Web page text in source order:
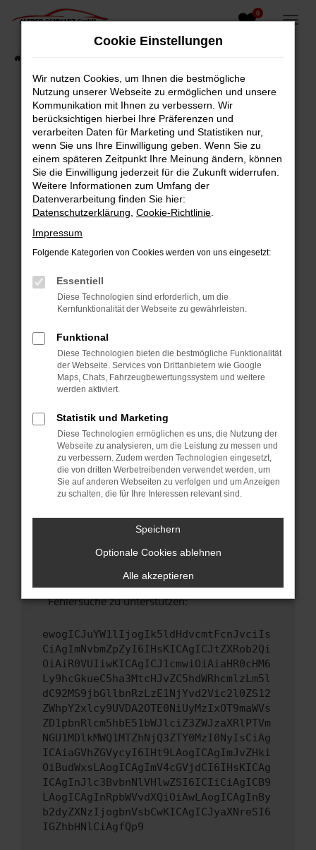
Zum
0
Fehler: Network Error
Beim Laden ist ein Fehler aufgetreten.
Hier sind ein paar Tipps, die dir helfen können:
Überprüfe deine Firewall und deine
Internetverbindung.
Laden andere Webseiten, zum Beispiel deine
Suchmaschine?
Prüfe deine Browsererweiterungen.
Manche Erweiterungen, wie Werbeblocker,
können das Laden bestimmter Seiten
verhindern. Funktioniert die Seite in einem
Fenster?
Starte dein Gerät neu.
Das kann manchmal helfen, vorübergehende
Probleme zu beheben.
Betriebssystem auf dem neuesten Stand
sind.
Veraltete Software birgt nicht nur ein
Sicherheitsrisiko, sondern kann auch dazu
führen, dass bestimmte Funktionen nicht mehr
unterstützt werden.
Wende dich an den Webseitenbetreiber.
Wenn du alle oben genannten Schritte versucht
hast, kontaktiere uns bitte. Wir werden
versuchen, das Problem zu beheben. Du kannst
uns diesen Text schicken, um uns bei der
Fehlersuche zu unterstützen:
ewogICJuYW1lIjogIk5ldHdvcmtFcnJvciIs
CiAgImNvbmZpZyI6IHsKICAgICJtZXRob2Qi
OiAiR0VUIiwKICAgICJ1cmwiOiAiaHR0cHM6
Ly9hcGkueC5ha3MtcHJvZC5hdWRhcmlzLm5l
dC92MS9jbGllbnRzLzE1NjYvd2Vic2l0ZS12
ZWhpY2xlcy9UVDA2OTE0NiUyMzIxOT9maWVs
ZD1pbnRlcm5hbE51bWJlciZ3ZWJzaXRlPTVm
NGU1MDlkMWQ1MTZhNjQ3ZTY0MzI0NyIsCiAg
ICAiaGVhZGVycyI6IHt9LAogICAgImJvZHki
OiBudWxsLAogICAgImV4cGVjdCI6IHsKICAg
ICAgInJlc3BvbnNlVHlwZSI6ICIiCiAgICB9
LAogICAgInRpbWVvdXQiOiAwLAogICAgInBy
b2dyZXNzIjogbnVsbCwKICAgICJyaXNreSI6
IGZhbHNlCiAgfQp9
Cookie Einstellungen
Wir nutzen Cookies, um Ihnen die bestmögliche
Nutzung unserer Webseite zu ermöglichen und unsere
Kommunikation mit Ihnen zu verbessern. Wir
berücksichtigen hierbei Ihre Präferenzen und
verarbeiten Daten für Marketing und Statistiken nur,
wenn Sie uns Ihre Einwilligung geben. Wenn Sie zu
einem späteren Zeitpunkt Ihre Meinung ändern, können
Sie die Einwilligung jederzeit für die Zukunft widerrufen.
Weitere Informationen zum Umfang der
Datenverarbeitung finden Sie hier:
Datenschutzerklärung Cookie-Richtlinie
Impressum
Folgende Kategorien von Cookies werden von uns eingesetzt:
Essentiell
Diese Technologien sind erforderlich, um die
Kernfunktionalität der Webseite zu gewährleisten.
Funktional
Diese Technologien bieten die bestmögliche Funktionalität
der Webseite. Services von Drittanbietern wie Google
Maps, Chats, Fahrzeugbewertungssystem und weitere
werden aktiviert.
Statistik und Marketing
Diese Technologien ermöglichen es uns, die Nutzung der
Webseite zu analysieren, um die Leistung zu messen und
zu verbessern. Zudem werden Technologien eingesetzt,
die von dritten Werbetreibenden verwendet werden, um
Sie auf anderen Webseiten zu verfolgen und um Anzeigen
zu schalten, die für Ihre Interessen relevant sind.
Speichern
Optionale Cookies ablehnen
Alle akzeptieren